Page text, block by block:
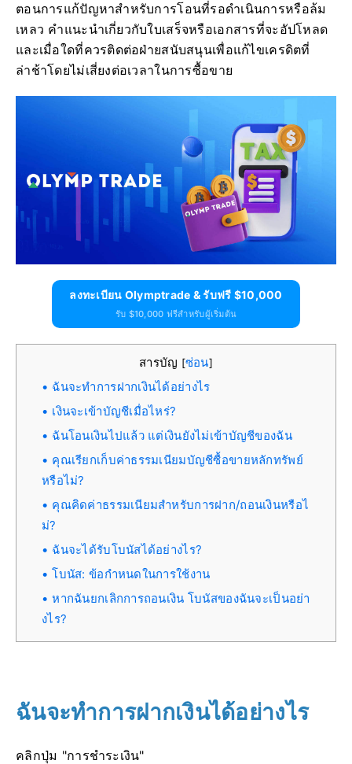
ตอนการแก้ปัญหาสำหรับการโอนที่รอดำเนินการหรือล้ม
เหลว คำแนะนำเกี่ยวกับใบเสร็จหรือเอกสารที่จะอัปโหลด
และเมื่อใดที่ควรติดต่อฝ่ายสนับสนุนเพื่อแก้ไขเครดิตที่
ล่าช้าโดยไม่เสี่ยงต่อเวลาในการซื้อขาย
ลงทะเบียน Olymptrade & รับฟรี $10,000
รับ $10,000 ฟรีสำหรับผู้เริ่มต้น
สารบัญ [ซ่อน]
ฉันจะทำการฝากเงินได้อย่างไร
เงินจะเข้าบัญชีเมื่อไหร่?
ฉันโอนเงินไปแล้ว แต่เงินยังไม่เข้าบัญชีของฉัน
คุณเรียกเก็บค่าธรรมเนียมบัญชีซื้อขายหลักทรัพย์
หรือไม่?
คุณคิดค่าธรรมเนียมสำหรับการฝาก/ถอนเงินหรือไ
ม่?
ฉันจะได้รับโบนัสได้อย่างไร?
โบนัส: ข้อกำหนดในการใช้งาน
หากฉันยกเลิกการถอนเงิน โบนัสของฉันจะเป็นอย่า
งไร?
ฉันจะทำการฝากเงินได้อย่างไร
คลิกปุ่ม "การชำระเงิน"